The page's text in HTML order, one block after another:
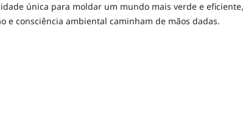
única para moldar um mundo mais verde e eficiente,
e consciência ambiental caminham de mãos dadas.